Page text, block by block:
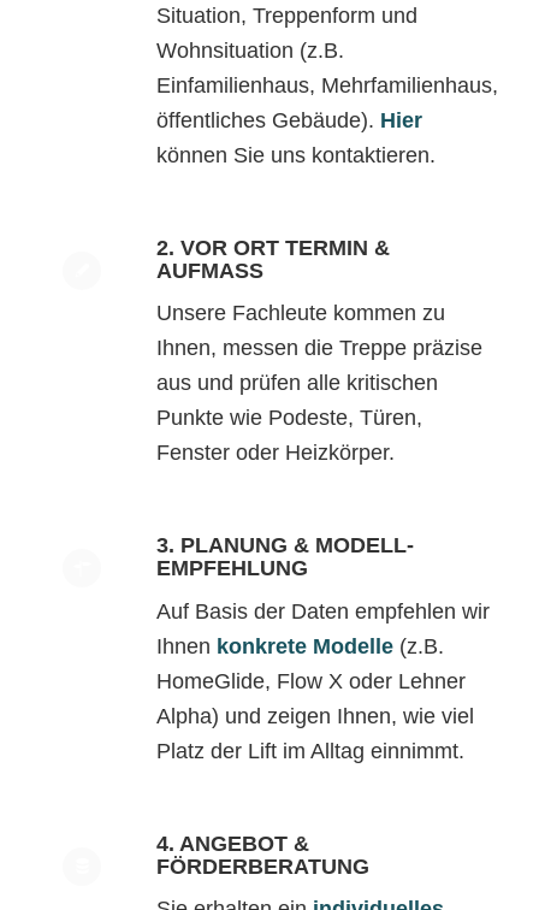
Situation, Treppenform und
Wohnsituation (z.B.
Einfamilienhaus, Mehrfamilienhaus,
öffentliches Gebäude). Hier
können Sie uns kontaktieren.
2. VOR ORT TERMIN &
AUFMASS
Unsere Fachleute kommen zu
Ihnen, messen die Treppe präzise
aus und prüfen alle kritischen
Punkte wie Podeste, Türen,
Fenster oder Heizkörper.
3. PLANUNG & MODELL-
EMPFEHLUNG
Auf Basis der Daten empfehlen wir
Ihnen konkrete Modelle(z.B.
HomeGlide, Flow X oder Lehner
Alpha) und zeigen Ihnen, wie viel
Platz der Lift im Alltag einnimmt.
4. ANGEBOT &
FÖRDERBERATUNG